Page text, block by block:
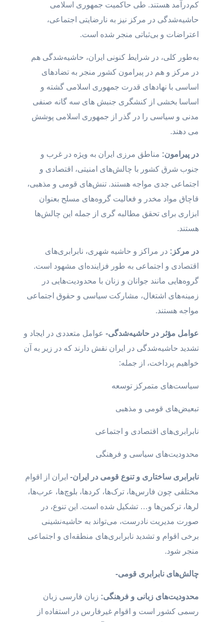
کم‌درآمد هستند. طی حاکمیت جمهوری اسلامی
حاشیه‌شدگی در مرکز نیز به نارضایتی اجتماعی،
اعتراضات و بی‌ثباتی منجر شده است.
به‌طور کلی، در شرایط کنونی ایران، حاشیه‌شدگی هم
در مرکز و هم در پیرامون کشور منجر به تضادهای
اساسی با نهادهای قدرت جمهوری اسلامی گشته و
اساسا بخشی از کنشگری جنبش های سه گانه صنفی
مدنی و سیاسی را در گذر از جمهوری اسلامی پوشش
می دهند.
در پیرامون: مناطق مرزی ایران به ویژه در غرب و
جنوب شرق کشور با چالش‌های امنیتی، اقتصادی و
اجتماعی جدی مواجه هستند. تنش‌های قومی و مذهبی،
قاچاق مواد مخدر و فعالیت گروه‌های مسلح بعنوان
ابزاری برای تحقق مطالبه گری از جمله این چالش‌ها
هستند.
در مرکز: در مراکز و حاشیه شهری، نابرابری‌های
اقتصادی و اجتماعی به طور فزاینده‌ای مشهود است.
گروه‌هایی مانند جوانان و زنان با محدودیت‌هایی در
زمینه‌های اشتغال، مشارکت سیاسی و حقوق اجتماعی
مواجه هستند.
عوامل مؤثر در حاشیه‌شدگی- عوامل متعددی در ایجاد و
تشدید حاشیه‌شدگی در ایران نقش دارند که در زیر به آن
خواهیم پرداخت، از جمله:
سیاست‌های متمرکز توسعه
تبعیض‌های قومی و مذهبی
نابرابری‌های اقتصادی و اجتماعی
محدودیت‌های سیاسی و فرهنگی
نابرابری ساختاری و تنوع قومی در ایران- ایران از اقوام
مختلفی چون فارس‌ها، ترک‌ها، کردها، بلوچ‌ها، عرب‌ها،
لرها، ترکمن‌ها و… تشکیل شده است. این تنوع، در
صورت مدیریت نادرست، می‌تواند به حاشیه‌نشینی
برخی اقوام و تشدید نابرابری‌های منطقه‌ای و اجتماعی
منجر شود.
چالش‌های نابرابری قومی-
محدودیت‌های زبانی و فرهنگی: زبان فارسی زبان
رسمی کشور است و اقوام غیرفارس در استفاده از